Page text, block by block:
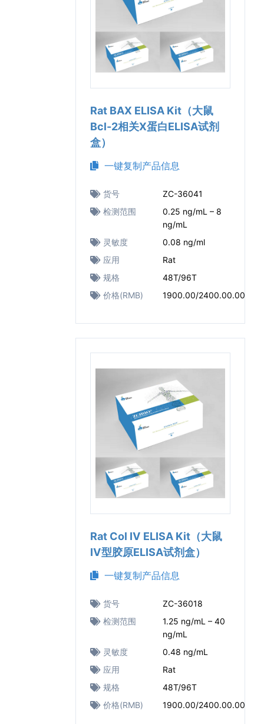
Rat BAX ELISA Kit（大鼠
Bcl-2相关X蛋白ELISA试剂
盒）
一键复制产品信息
货号
ZC-36041
检测范围
0.25 ng/mL – 8
ng/mL
灵敏度
0.08 ng/ml
应用
Rat
规格
48T/96T
价格(RMB)
1900.00/2400.00.00
Rat Col Ⅳ ELISA Kit（大鼠
Ⅳ型胶原ELISA试剂盒）
一键复制产品信息
货号
ZC-36018
检测范围
1.25 ng/mL – 40
ng/mL
灵敏度
0.48 ng/mL
应用
Rat
规格
48T/96T
价格(RMB)
1900.00/2400.00.00